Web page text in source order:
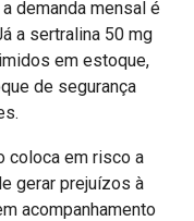
demanda mensal é
a sertralina 50 mg
em estoque,
de segurança
coloca em risco a
gerar prejuízos à
acompanhamento